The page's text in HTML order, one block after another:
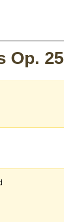
Op. 25